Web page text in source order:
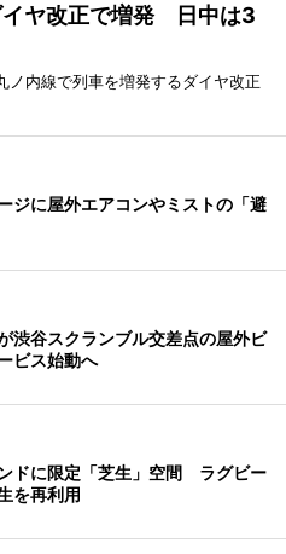
イヤ改正で増発 日中は3
ノ内線で列車を増発するダイヤ改正
ジに屋外エアコンやミストの「避
渋谷スクランブル交差点の屋外ビ
ビス始動へ
ドに限定「芝生」空間 ラグビー
を再利用